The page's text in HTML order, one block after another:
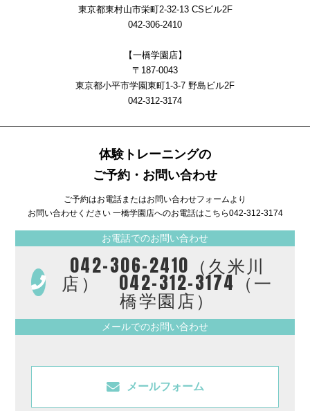
東京都東村山市栄町2-32-13 CSビル2F
042-306-2410
【一橋学園店】
〒187-0043
東京都小平市学園東町1-3-7 野島ビル2F
042-312-3174
体験トレーニングの
ご予約・お問い合わせ
ご予約はお電話またはお問い合わせフォームより
お問い合わせください 一橋学園店へのお電話はこちら042-312-3174
お電話でのお問い合わせ
042-306-2410（久米川
店） 042-312-3174（一
橋学園店）
メールでのお問い合わせ
メールフォーム